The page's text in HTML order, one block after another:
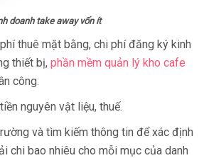
doanh take away vốn ít
thuê mặt bằng, chi phí đăng ký kinh
thiết bị, phần mềm quản lý kho cafe
công.
nguyên vật liệu, thuế.
và tìm kiếm thông tin để xác định
chi bao nhiêu cho mỗi mục của danh